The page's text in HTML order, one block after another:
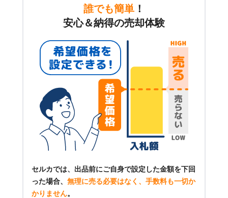
誰でも簡単 ！
安心＆納得の売却体験
セルカでは、出品前にご自身で設定した金額を下回
った場合、 無理に売る必要はなく、手数料も一切か
かりません。